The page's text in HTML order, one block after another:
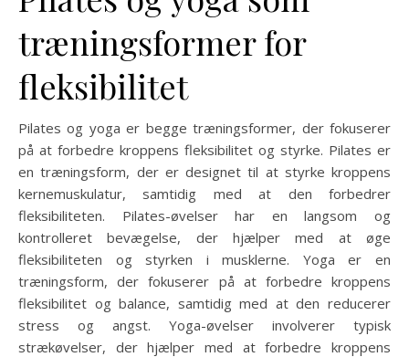
træningsformer for
fleksibilitet
Pilates og yoga er begge træningsformer, der fokuserer
på at forbedre kroppens fleksibilitet og styrke. Pilates er
en træningsform, der er designet til at styrke kroppens
kernemuskulatur, samtidig med at den forbedrer
fleksibiliteten. Pilates-øvelser har en langsom og
kontrolleret bevægelse, der hjælper med at øge
fleksibiliteten og styrken i musklerne. Yoga er en
træningsform, der fokuserer på at forbedre kroppens
fleksibilitet og balance, samtidig med at den reducerer
stress og angst. Yoga-øvelser involverer typisk
strækøvelser, der hjælper med at forbedre kroppens